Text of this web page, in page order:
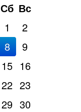
Сб Вс
1
2
8
9
15 16
22 23
29 30